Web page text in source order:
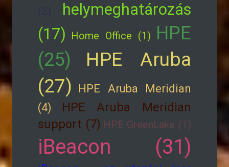
helymeghatározás
(17) Home Office (1) HPE
(25)
HPE Aruba
(27)
HPE Aruba Meridian
(4)
HPE Aruba Meridian
support (7) HPE GreenLake (1)
iBeacon (31)